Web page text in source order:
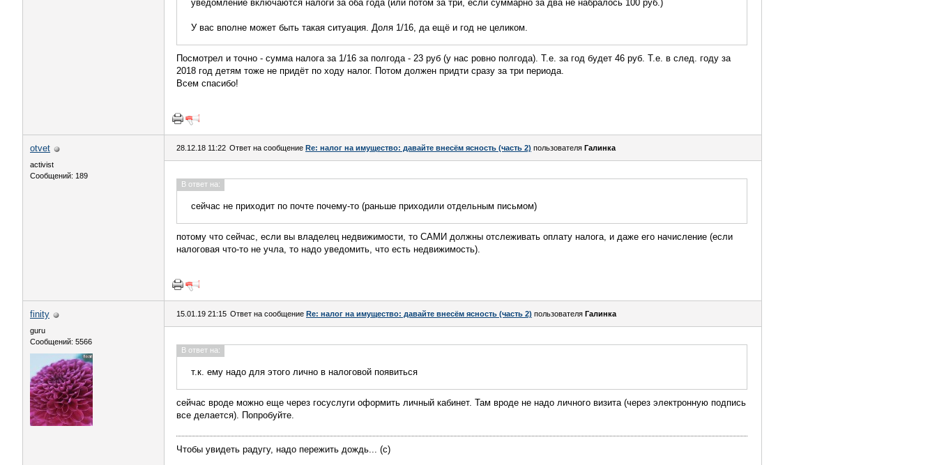
уведомление включаются налоги за оба года (или потом за три, если суммарно за два не набралось 100 руб.)
У вас вполне может быть такая ситуация. Доля 1/16, да ещё и год не целиком.
Посмотрел и точно - сумма налога за 1/16 за полгода - 23 руб (у нас ровно полгода). Т.е. за год будет 46 руб. Т.е. в след. году за
2018 год детям тоже не придёт по ходу налог. Потом должен придти сразу за три периода.
Всем спасибо!
otvet
activist
Сообщений: 189
28.12.18 11:22 Ответ на сообщение Re: налог на имущество: давайте внесём ясность (часть 2) пользователя Галинка
В ответ на:
сейчас не приходит по почте почему-то (раньше приходили отдельным письмом)
потому что сейчас, если вы владелец недвижимости, то САМИ должны отслеживать оплату налога, и даже его начисление (если
налоговая что-то не учла, то надо уведомить, что есть недвижимость).
finity
guru
Сообщений: 5566
15.01.19 21:15 Ответ на сообщение Re: налог на имущество: давайте внесём ясность (часть 2) пользователя Галинка
В ответ на:
т.к. ему надо для этого лично в налоговой появиться
сейчас вроде можно еще через госуслуги оформить личный кабинет. Там вроде не надо личного визита (через электронную подпись
все делается). Попробуйте.
Чтобы увидеть радугу, надо пережить дождь... (с)